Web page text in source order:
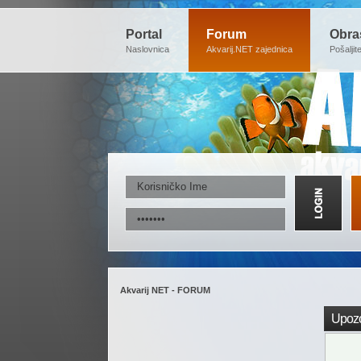
Portal
Naslovnica
Forum
Akvarij.NET zajednica
Akvarij NET - FORUM